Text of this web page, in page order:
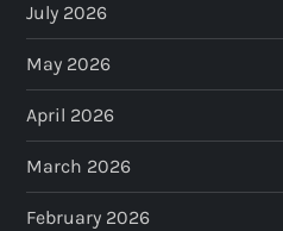
July 2026
May 2026
April 2026
March 2026
February 2026